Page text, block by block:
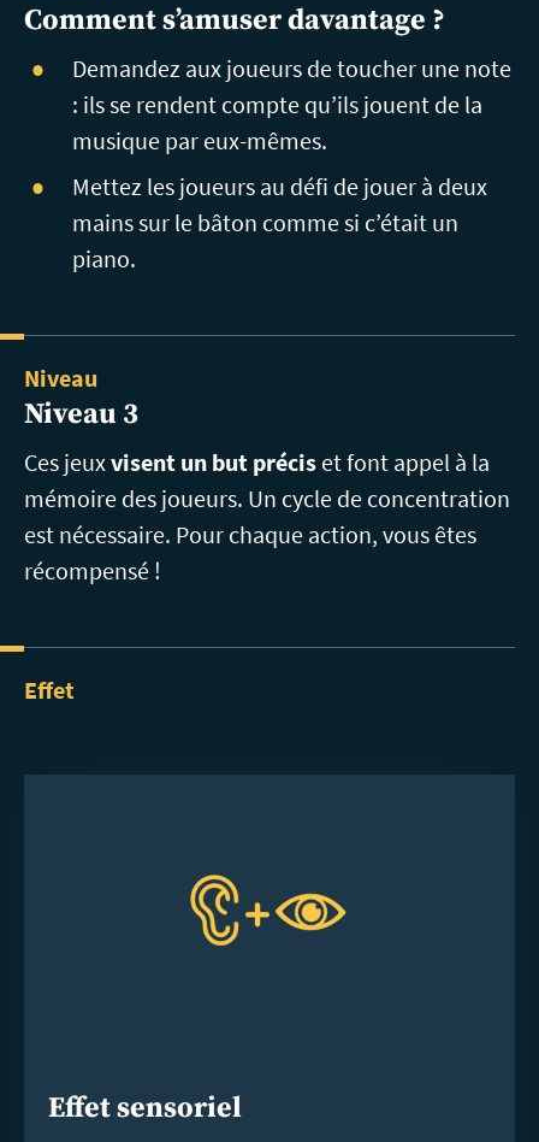
Comments’amuser davantage ?
Demandez aux joueurs de toucher une note
: ils se rendent compte qu’ils jouent de la
musique par eux-mêmes.
Mettez les joueurs au défi de jouer à deux
mains sur le bâton comme si c’était un
piano.
Niveau
Niveau 3
Ces jeuxvisent un but précis et font appel à la
mémoire des joueurs. Un cycle de concentration
est nécessaire. Pour chaque action, vous êtes
récompensé !
Effet
Effet sensoriel